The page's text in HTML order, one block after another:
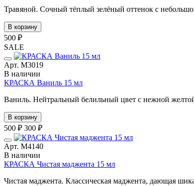
Травяной. Сочный тёплый зелёный оттенок с
В корзину
500 ₽
SALE
Арт. М3019
В наличии
КРАСКА Ваниль 15 мл
Ваниль. Нейтральный белильный цвет с нежной
В корзину
500 ₽ 300 ₽
Арт. М4140
В наличии
КРАСКА Чистая маджента 15 мл
Чистая маджента. Классическая маджента, дающая